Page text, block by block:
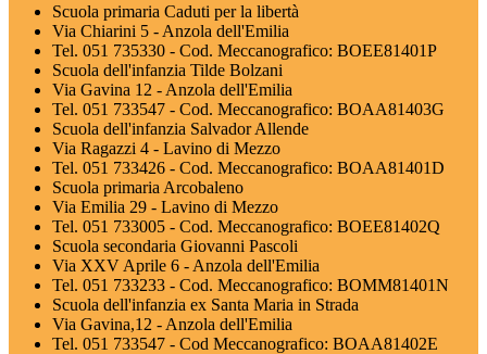
Scuola primaria Caduti per la libertà
Via Chiarini 5 - Anzola dell'Emilia
Tel. 051 735330 - Cod. Meccanografico: BOEE81401P
Scuola dell'infanzia Tilde Bolzani
Via Gavina 12 - Anzola dell'Emilia
Tel. 051 733547 - Cod. Meccanografico: BOAA81403G
Scuola dell'infanzia Salvador Allende
Via Ragazzi 4 - Lavino di Mezzo
Tel. 051 733426 - Cod. Meccanografico: BOAA81401D
Scuola primaria Arcobaleno
Via Emilia 29 - Lavino di Mezzo
Tel. 051 733005 - Cod. Meccanografico: BOEE81402Q
Scuola secondaria Giovanni Pascoli
Via XXV Aprile 6 - Anzola dell'Emilia
Tel. 051 733233 - Cod. Meccanografico: BOMM81401N
Scuola dell'infanzia ex Santa Maria in Strada
Via Gavina,12 - Anzola dell'Emilia
Tel. 051 733547 - Cod Meccanografico: BOAA81402E